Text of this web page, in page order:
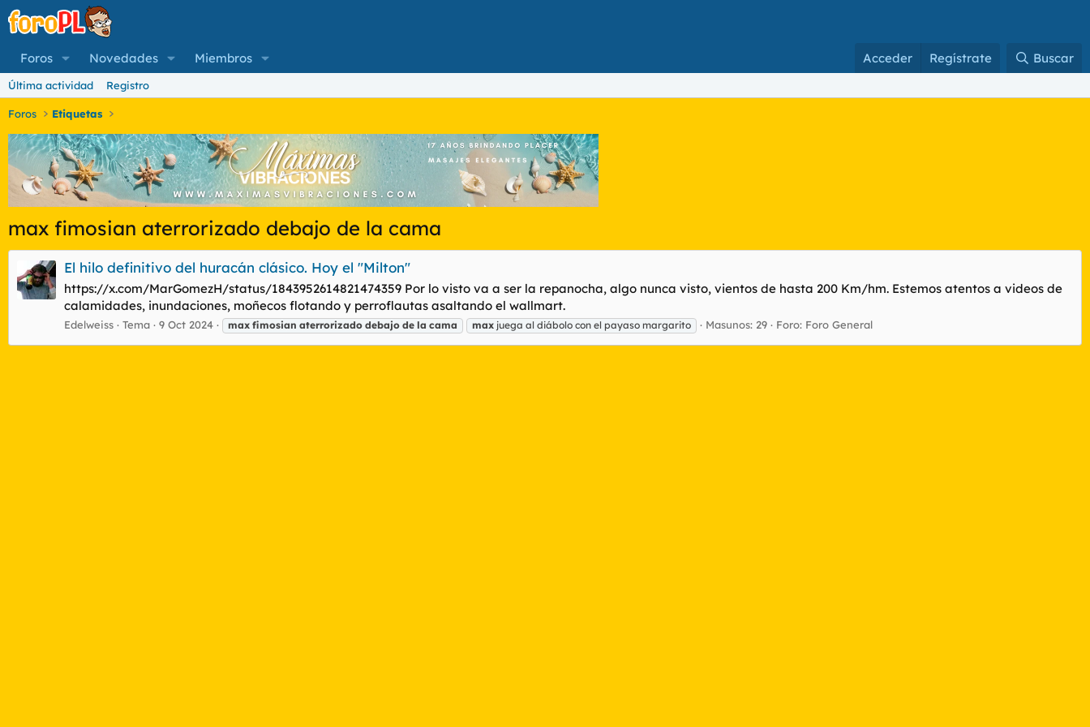
Foros Novedades Miembros Acceder Regístrate Buscar
Última actividad Registro
Foros Etiquetas
max fimosian aterrorizado debajo de la cama
El hilo definitivo del huracán clásico. Hoy el "Milton"
https://x.com/MarGomezH/status/1843952614821474359 Por lo visto va a ser la repanocha, algo nunca visto, vientos de hasta 200 Km/hm. Estemos atentos a videos de
calamidades, inundaciones, moñecos flotando y perroflautas asaltando el wallmart.
Edelweiss Tema 9 Oct 2024 max fimosian aterrorizado debajo de la cama max juega al diábolo con el payaso margarito Masunos: 29 Foro: Foro General